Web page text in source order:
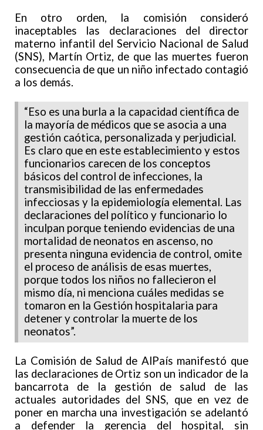
En otro orden, la comisión consideró
inaceptables las declaraciones del director
materno infantil del Servicio Nacional de Salud
(SNS), Martín Ortiz, de que las muertes fueron
consecuencia de que un niño infectado contagió
a los demás.
“Eso es una burla a la capacidad científica de
la mayoría de médicos que se asocia a una
gestión caótica, personalizada y perjudicial.
Es claro que en este establecimiento y estos
funcionarios carecen de los conceptos
básicos del control de infecciones, la
transmisibilidad de las enfermedades
infecciosas y la epidemiología elemental. Las
declaraciones del político y funcionario lo
inculpan porque teniendo evidencias de una
mortalidad de neonatos en ascenso, no
presenta ninguna evidencia de control, omite
el proceso de análisis de esas muertes,
porque todos los niños no fallecieron el
mismo día, ni menciona cuáles medidas se
tomaron en la Gestión hospitalaria para
detener y controlar la muerte de los
neonatos”.
La Comisión de Salud de AlPaís manifestó que
las declaraciones de Ortiz son un indicador de la
bancarrota de la gestión de salud de las
actuales autoridades del SNS, que en vez de
poner en marcha una investigación se adelantó
a defender la gerencia del hospital, sin